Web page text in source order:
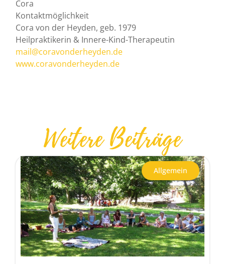
Cora
Kontaktmöglichkeit
Cora von der Heyden, geb. 1979
Heilpraktikerin & Innere-Kind-Therapeutin
mail@coravonderheyden.de
www.coravonderheyden.de
Weitere Beiträge
Allgemein